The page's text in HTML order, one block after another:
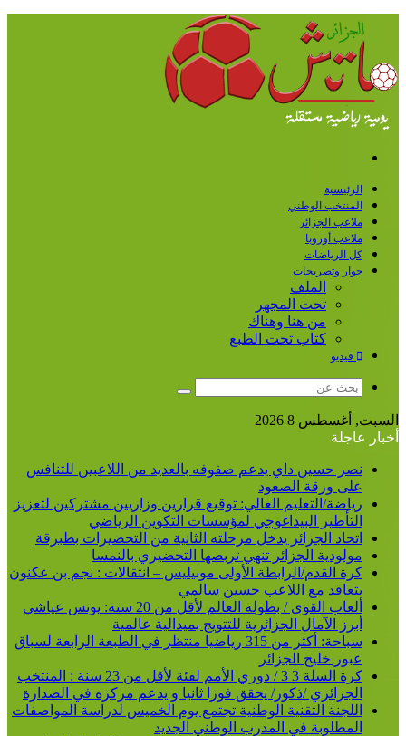
الرئيسية
المنتخب الوطني
ملاعب الجزائر
ملاعب أوروبا
كل الرياضات
حوار وتصريحات
الملف
تحت المجهر
من هنا وهناك
كتاب تحت الطبع
فيديو
بحث
السبت, أغسطس 8 2026
أخبار عاجلة
نصر حسين داي يدعم صفوفه بالعديد من اللاعبين للتنافس
على ورقة الصعود
رياضة/التعليم العالي: توقيع قرارين وزاريين مشتركين لتعزيز
التأطير البيداغوجي لمؤسسات التكوين الرياضي
اتحاد الجزائر يدخل مرحلته الثانية من التحضيرات بطبرقة
مولودية الجزائر تنهي تربصها التحضيري بالنمسا
كرة القدم/الرابطة الأولى موبيليس – انتقالات : نجم بن عكنون
يتعاقد مع اللاعب حسين سالمي
ألعاب القوى / بطولة العالم لأقل من 20 سنة: يونس عياشي
أبرز الآمال الجزائرية للتتويج بميدالية عالمية
سباحة: أكثر من 315 رياضيا منتظر في الطبعة الرابعة لسباق
عبور خليج الجزائر
كرة السلة 3 3 / دوري الأمم لفئة لأقل من 23 سنة : المنتخب
الجزائري /ذكور/ يحقق فوزا ثانيا و يدعم مركزه في الصدارة
اللجنة التقنية الوطنية تجتمع يوم الخميس لدراسة المواصفات
المطلوبة في المدرب الوطني الجديد